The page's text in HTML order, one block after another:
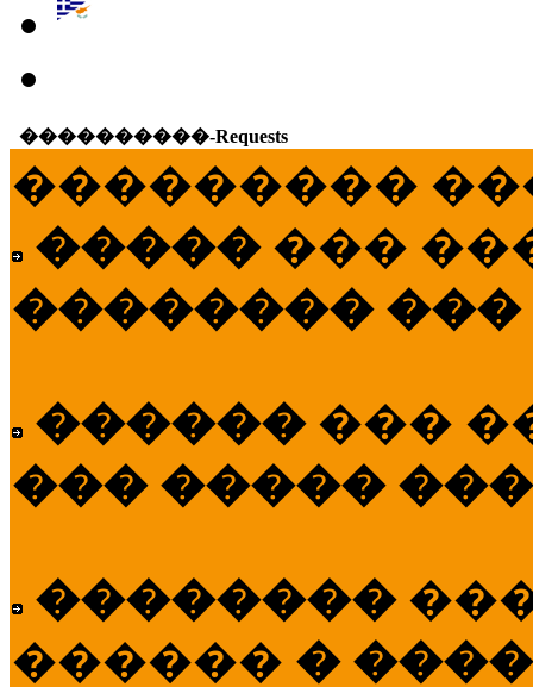
����������-Requests
���������
����� ���
�������� ���
������ ���
��� �����
��������
������ �